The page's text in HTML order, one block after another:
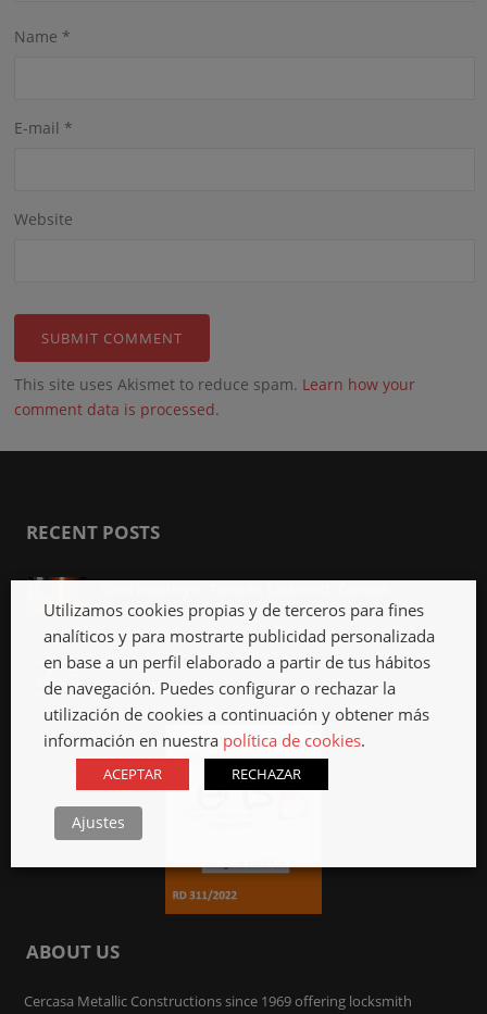
Name *
E-mail *
Website
This site uses Akismet to reduce spam. Learn how your
comment data is processed.
RECENT POSTS
Apr 12th, 2018
Locksmith in La Jaca, 24 hours
Mar 12th, 2018
ABOUT US
Cercasa Metallic Constructions since 1969 offering locksmith
Utilizamos cookies propias y de terceros para fines
analíticos y para mostrarte publicidad personalizada
en base a un perfil elaborado a partir de tus hábitos
de navegación. Puedes configurar o rechazar la
utilización de cookies a continuación y obtener más
información en nuestra política de cookies.
ACEPTAR RECHAZAR
Ajustes